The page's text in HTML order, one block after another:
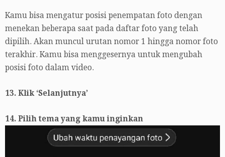
Kamu bisa mengatur posisi penempatan foto dengan
menekan beberapa saat pada daftar foto yang telah
dipilih. Akan muncul urutan nomor 1 hingga nomor foto
terakhir. Kamu bisa menggesernya untuk mengubah
posisi foto dalam video.
13. Klik ‘Selanjutnya’
14. Pilih tema yang kamu inginkan